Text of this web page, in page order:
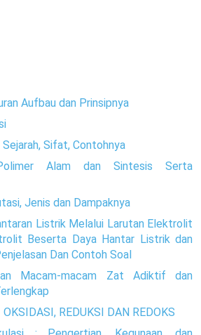
Aufbau dan Prinsipnya
Sifat, Contohnya
Alam dan Sintesis Serta
Jenis dan Dampaknya
Listrik Melalui Larutan Elektrolit
Beserta Daya Hantar Listrik dan
Dan Contoh Soal
Macam-macam Zat Adiktif dan
REDUKSI DAN REDOKS